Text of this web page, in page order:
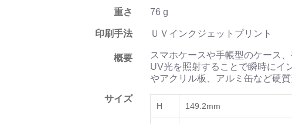
重さ
76 g
印刷手法 ＵＶインクジェットプリント
概要
スマホケースや手帳型のケース
UV光を照射することで瞬時にイ
やアクリル板、アルミ缶など硬
サイズ
H 149.2mm